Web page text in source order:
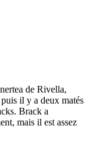
de Rivella,
il y a deux matés
Brack a
mais il est assez